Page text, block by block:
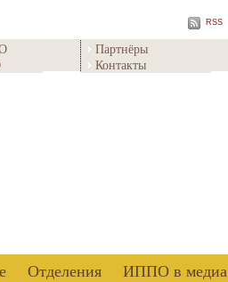
RSS
Партнёры
Контакты
Отделения
ИППО в медиа